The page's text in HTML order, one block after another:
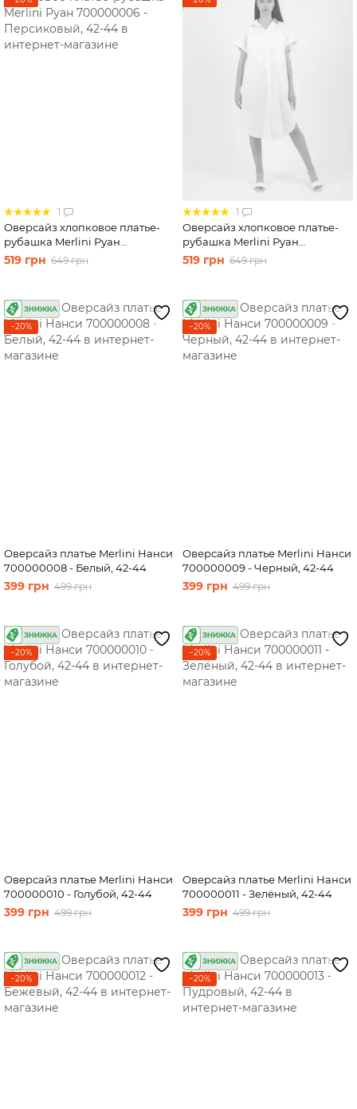
1
Оверсайз хлопковое платье-
рубашка Merlini Руан
700000006 - Персиковый, 42-
519 грн 649 грн
1
Оверсайз хлопковое платье-
рубашка Merlini Руан
700000007 - Белый, 42-44
519 грн 649 грн
−20%
Оверсайз платье Merlini Нанси
700000008 - Белый, 42-44
399 грн 499 грн
−20%
Оверсайз платье Merlini Нанси
700000009 - Черный, 42-44
399 грн 499 грн
−20%
Оверсайз платье Merlini Нанси
700000010 - Голубой, 42-44
399 грн 499 грн
−20%
Оверсайз платье Merlini Нанси
700000011 - Зелёный, 42-44
399 грн 499 грн
−20% −20%